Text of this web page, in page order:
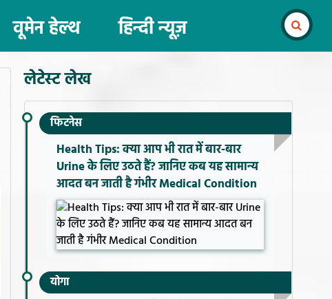
वूमेन हेल्थ हिन्दी न्यूज़
लेटेस्ट लेख
फिटनेस
Health Tips: क्या आप भी रात में बार-बार
Urine के लिए उठते हैं? जानिए कब यह सामान्य
आदत बन जाती है गंभीर Medical Condition
योगा